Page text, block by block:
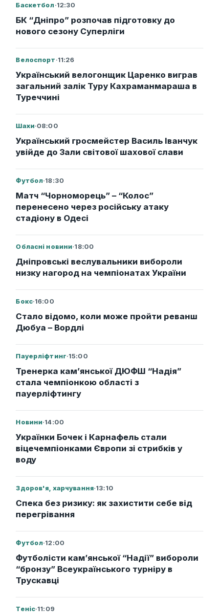
Баскетбол·12:30
БК “Дніпро” розпочав підготовку до
нового сезону Суперліги
Велоспорт·11:26
Український велогонщик Царенко виграв
загальний залік Туру Кахраманмараша в
Туреччині
Шахи·08:00
Український гросмейстер Василь Іванчук
увійде до Зали світової шахової слави
Футбол·18:30
Матч “Чорноморець” – “Колос”
перенесено через російську атаку
стадіону в Одесі
Обласні новини·18:00
Дніпровські веслувальники вибороли
низку нагород на чемпіонатах України
Бокс·16:00
Стало відомо, коли може пройти реванш
Дюбуа – Вордлі
Пауерліфтинг·15:00
Тренерка кам’янської ДЮФШ “Надія”
стала чемпіонкою області з
пауерліфтингу
Новини·14:00
Українки Бочек і Карнафель стали
віцечемпіонками Європи зі стрибків у
воду
Здоров'я, харчування·13:10
Спека без ризику: як захистити себе від
перегрівання
Футбол·12:00
Футболісти кам’янської “Надії” вибороли
“бронзу” Всеукраїнського турніру в
Трускавці
Теніс·11:09